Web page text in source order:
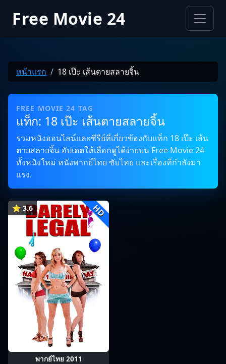
Free Movie 24
หน้าแรก 18 เป๊ะ เส้นตายสลายจิ้น
FREE MOVIE 24 TAG
แท็ก: 18 เป๊ะ เส้นตายสลายจิ้น
รวมหนังออนไลน์และซีรีย์ที่เกี่ยวข้องกับแท็ก 18 เป๊ะ เส้น
ตายสลายจิ้น อัปเดตให้เลือกดูได้ง่ายบน Free Movie 24
ทั้งหนังใหม่ หนังพากย์ไทย ซับไทย และเรื่องที่กำลังมา
แรง.
⭐ 3.6 HD
พากย์ไทย 2011